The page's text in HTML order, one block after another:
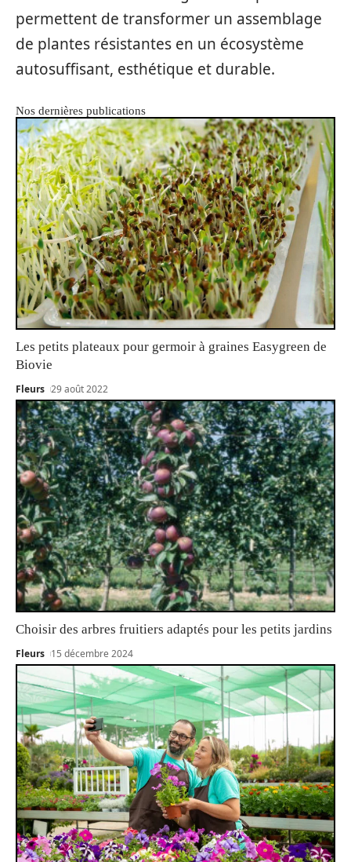
permettent de transformer un assemblage
de plantes résistantes en un écosystème
autosuffisant, esthétique et durable.
Nos dernières publications
Les petits plateaux pour germoir à graines Easygreen de
Biovie
Fleurs 29 août 2022
Choisir des arbres fruitiers adaptés pour les petits jardins
Fleurs 15 décembre 2024